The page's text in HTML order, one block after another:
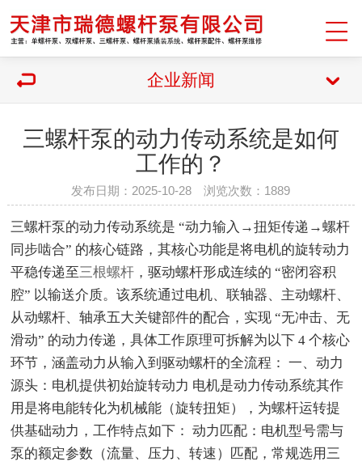
企业新闻
三螺杆泵的动力传动系统是如何
工作的？
发布日期：2025-10-28 浏览次数：1889
三螺杆泵的动力传动系统是 “动力输入→扭矩传递→螺杆
同步啮合” 的核心链路，其核心功能是将电机的旋转动力
平稳传递至三根螺杆 ，驱动螺杆形成连续的 “密闭容积
腔” 以输送介质。该系统通过电机、联轴器、主动螺杆、
从动螺杆、轴承五大关键部件的配合，实现 “无冲击、无
滑动” 的动力传递，具体工作原理可拆解为以下 4 个核心
环节，涵盖动力从输入到驱动螺杆的全流程： 一、动力
源头：电机提供初始旋转动力 电机是动力传动系统其作
用是将电能转化为机械能（旋转扭矩），为螺杆运转提
供基础动力，工作特点如下： 动力匹配：电机型号需与
泵的额定参数（流量、压力、转速）匹配，常规选用三